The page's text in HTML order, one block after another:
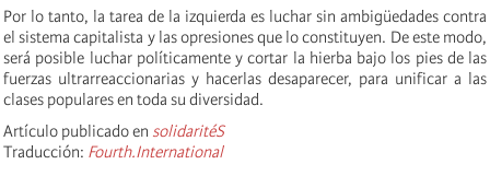
Por lo tanto, la tarea de la izquierda es luchar sin ambigüedades contra
el sistema capitalista y las opresiones que lo constituyen. De este modo,
será posible luchar políticamente y cortar la hierba bajo los pies de las
fuerzas ultrarreaccionarias y hacerlas desaparecer, para unificar a las
clases populares en toda su diversidad.
Artículo publicado en solidaritéS
Traducción: Fourth.International